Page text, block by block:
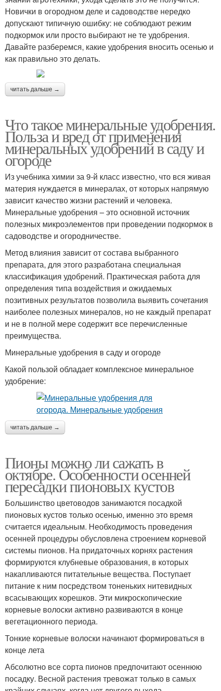
Новички в огородном деле и садоводстве нередко
допускают типичную ошибку: не соблюдают режим
подкормок или просто выбирают не те удобрения.
Давайте разберемся, какие удобрения вносить осенью и
как правильно это делать.
читать дальше →
Что такое минеральные удобрения.
Польза и вред от применения
минеральных удобрений в саду и
огороде
Из учебника химии за 9-й класс известно, что вся живая
материя нуждается в минералах, от которых напрямую
зависит качество жизни растений и человека.
Минеральные удобрения – это основной источник
полезных микроэлементов при проведении подкормок в
садоводстве и огородничестве.
Метод влияния зависит от состава выбранного
препарата, для этого разработана специальная
классификация удобрений. Практическая работа для
определения типа воздействия и ожидаемых
позитивных результатов позволила выявить сочетания
наиболее полезных минералов, но не каждый препарат
и не в полной мере содержит все перечисленные
преимущества.
Минеральные удобрения в саду и огороде
Какой пользой обладает комплексное минеральное
удобрение:
читать дальше →
Пионы можно ли сажать в
октябре. Особенности осенней
пересадки пионовых кустов
Большинство цветоводов занимаются посадкой
пионовых кустов только осенью, именно это время
считается идеальным. Необходимость проведения
осенней процедуры обусловлена строением корневой
системы пионов. На придаточных корнях растения
формируются клубневые образования, в которых
накапливаются питательные вещества. Поступает
питание к ним посредством тоненьких нитевидных
всасывающих корешков. Эти микроскопические
корневые волоски активно развиваются в конце
вегетационного периода.
Тонкие корневые волоски начинают формироваться в
конце лета
Абсолютно все сорта пионов предпочитают осеннюю
посадку. Весной растения тревожат только в самых